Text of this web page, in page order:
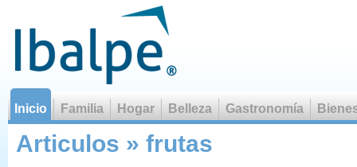
Inicio Familia Hogar Belleza Gastronomía
Articulos » frutas